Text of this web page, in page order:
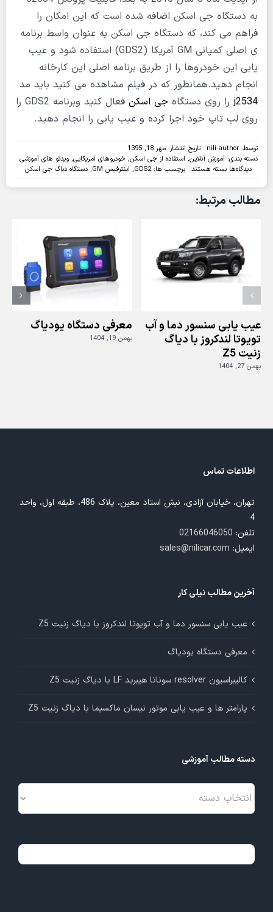
به دستگاه جی اسکن اضافه شده است که این امکان را
فراهم می کند، که دستگاه جی اسکن به عنوان واسط برنامه
ی اصلی کمپانی GM آمریکا (GDS2) استفاده شود و عیب
یابی این خودروها را از طریق برنامه اصلی این کارخانه
انجام دهید.همانطور که در فیلم مشاهده می کنید باید مد
j2534را روی دستگاه جی اسکن
فعال کنید وبرنامه GDS2 را
روی لب تاپ خود اجرا کرده و عیب یابی را انجام دهید.
توسط: nili-author
تاریخ انتشار: مهر 18, 1395
دسته بندی: آموزش آنلاین, استفاده از جی اسکن, خودروهای آمریکایی, ویدئو های آموزشی
دیدگاه‌ها برای
ویدئو:استفاده
از
دیاگ
به
عنوان
اینترفیس
برنامه
GDS2
بسته هستند برچسب ها:GDS2
, اینترفیس GM , دستگاه دیاگ جی اسکن
مطالب مرتبط:
عیب یابی سنسور دما و آب
تویوتا لندکروز با دیاگ
زنیت Z5
بهمن 27, 1404
معرفی دستگاه یودیاگ
بهمن 19, 1404
اطلاعات تماس
تهران، خیابان آزادی، نبش استاد معین، پلاک 486، طبقه اول، واحد
4
تلفن: 02166046050
ایمیل: sales@nilicar.com
آخرین مطالب نیلی کار
عیب یابی سنسور دما و آب تویوتا لندکروز با دیاگ زنیت Z5
معرفی دستگاه یودیاگ
کالیبراسیون resolver سوناتا هیبرید LF با دیاگ زنیت Z5
پارامتر ها و عیب یابی موتور نیسان ماکسیما با دیاگ زنیت Z5
دسته مطالب آموزشی
دسته